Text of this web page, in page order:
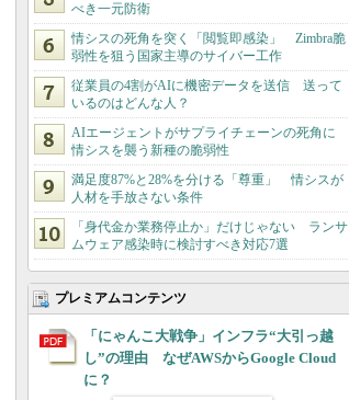
べき一元防衛
情シスの死角を突く「閲覧即感染」 Zimbra脆
弱性を狙う国家主導のサイバー工作
従業員の4割がAIに機密データを送信 送って
いるのはどんな人？
AIエージェントがサプライチェーンの死角に
情シスを襲う新種の脆弱性
満足度87%と28%を分ける「尊重」 情シスが
人材を手放さない条件
「身代金か業務停止か」だけじゃない ランサ
ムウェア感染時に検討すべき対応7選
プレミアムコンテンツ
「にゃんこ大戦争」インフラ“大引っ越
し”の理由 なぜAWSからGoogle Cloud
に？